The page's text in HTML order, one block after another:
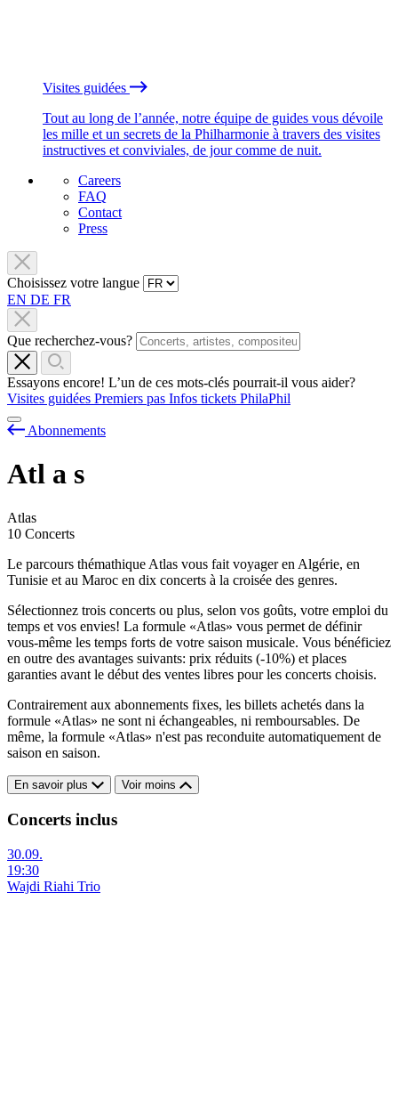
Visites guidées
Tout au long de l’année, notre équipe de guides vous dévoile
les mille et un secrets de la Philharmonie à travers des visites
instructives et conviviales, de jour comme de nuit.
Careers
FAQ
Contact
Press
Choisissez votre langue
EN DE FR
Que recherchez-vous?
Essayons encore! L’un de ces mots-clés pourrait-il vous aider?
Visites guidées Premiers pas Infos tickets PhilaPhil
Abonnements
Atl a s
Atlas
10 Concerts
Le parcours thémathique Atlas vous fait voyager en Algérie, en
Tunisie et au Maroc en dix concerts à la croisée des genres.
Sélectionnez trois concerts ou plus, selon vos goûts, votre emploi du
temps et vos envies! La formule «Atlas» vous permet de définir
vous-même les temps forts de votre saison musicale. Vous bénéficiez
en outre des avantages suivants: prix réduits (-10%) et places
garanties avant le début des ventes libres pour les concerts choisis.
Contrairement aux abonnements fixes, les billets achetés dans la
formule «Atlas» ne sont ni échangeables, ni remboursables. De
même, la formule «Atlas» n'est pas reconduite automatiquement de
saison en saison.
En savoir plus Voir moins
Concerts inclus
30.09.
19:30
Wajdi Riahi Trio